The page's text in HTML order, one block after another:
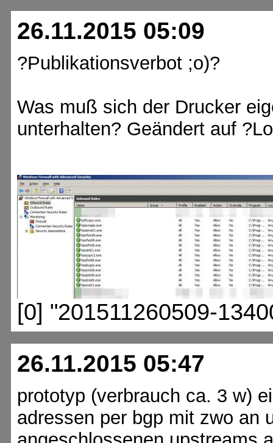
26.11.2015 05:09
?Publikationsverbot ;o)?
Was muß sich der Drucker
unterhalten? Geändert auf
[0] "201511260509-
26.11.2015 05:47
prototyp (verbrauch ca. 3 w)
adressen per bgp mit zwo an